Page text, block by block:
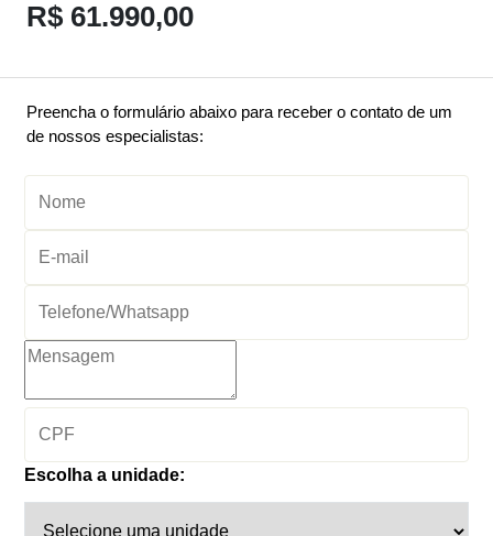
R$ 61.990,00
Preencha o formulário abaixo para receber o contato de um
de nossos especialistas:
Escolha a unidade: